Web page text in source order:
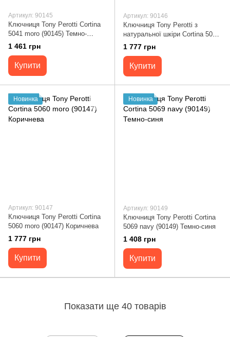
Артикул: 90145
Ключниця Tony Perotti Cortina
5041 moro (90145) Темно-
коричнева
1 461 грн
Купити
Артикул: 90146
Ключниця Tony Perotti з
натуральної шкіри Cortina 5060
nero (90146) Чорна
1 777 грн
Купити
Новинка
Артикул: 90147
Ключниця Tony Perotti Cortina
5060 moro (90147) Коричнева
1 777 грн
Купити
Новинка
Артикул: 90149
Ключниця Tony Perotti Cortina
5069 navy (90149) Темно-синя
1 408 грн
Купити
Показати ще 40 товарів